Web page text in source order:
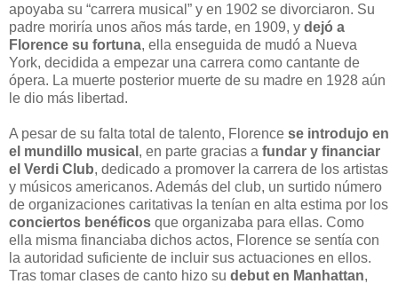
apoyaba su “carrera musical” y en 1902 se divorciaron. Su
padre moriría unos años más tarde, en 1909, y dejó a
Florence su fortuna, ella enseguida de mudó a Nueva
York, decidida a empezar una carrera como cantante de
ópera. La muerte posterior muerte de su madre en 1928 aún
le dio más libertad.
A pesar de su falta total de talento, Florence se introdujo en
el mundillo musical , en parte gracias a fundar y financiar
el Verdi Club, dedicado a promover la carrera de los artistas
y músicos americanos. Además del club, un surtido número
de organizaciones caritativas la tenían en alta estima por los
conciertos benéficos que organizaba para ellas. Como
ella misma financiaba dichos actos, Florence se sentía con
la autoridad suficiente de incluir sus actuaciones en ellos.
Tras tomar clases de canto hizo su debut en Manhattan,